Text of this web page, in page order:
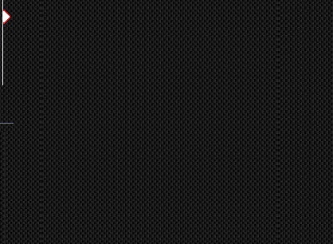
Фары RENAULT
CLIO LPRE07
Задние фонари на
RENAULT CLIO...
Задние фонари
RENAULT Clio...